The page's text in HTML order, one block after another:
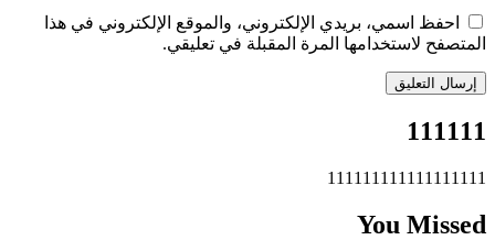
احفظ اسمي، بريدي الإلكتروني، والموقع الإلكتروني في هذا
المتصفح لاستخدامها المرة المقبلة في تعليقي.
111111
111111111111111111
You Missed